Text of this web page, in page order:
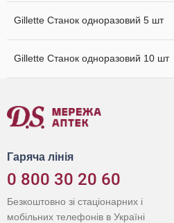
Gillette Станок одноразовий 5 шт
Gillette Станок одноразовий 10 шт
Гаряча лінія
0 800 30 20 60
Безкоштовно зі стаціонарних і
мобільних телефонів в Україні